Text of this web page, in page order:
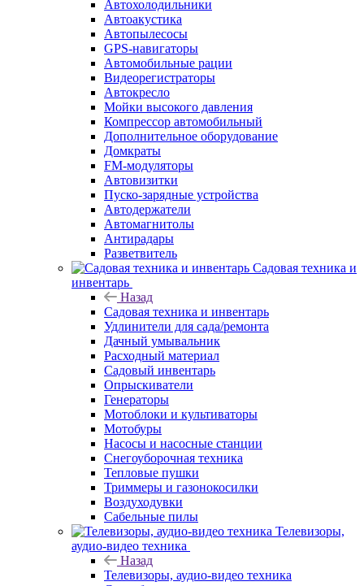
Автохолодильники
Автоакустика
Автопылесосы
GPS-навигаторы
Автомобильные рации
Видеорегистраторы
Автокресло
Мойки высокого давления
Компрессор автомобильный
Дополнительное оборудование
Домкраты
FM-модуляторы
Автовизитки
Пуско-зарядные устройства
Автодержатели
Автомагнитолы
Антирадары
Разветвитель
Садовая техника и
инвентарь
Назад
Садовая техника и инвентарь
Удлинители для сада/ремонта
Дачный умывальник
Расходный материал
Садовый инвентарь
Опрыскиватели
Генераторы
Мотоблоки и культиваторы
Мотобуры
Насосы и насосные станции
Снегоуборочная техника
Тепловые пушки
Триммеры и газонокосилки
Воздуходувки
Сабельные пилы
Телевизоры,
аудио-видео техника
Назад
Телевизоры, аудио-видео техника